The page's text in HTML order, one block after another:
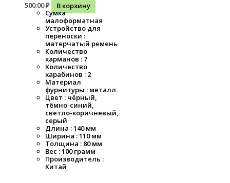
500.00₽
В корзину
Сумка
малоформатная
Устройство для
переноски :
матерчатый ремень
Количество
карманов : 7
Количество
карабинов : 2
Материал
фурнитуры : металл
Цвет : чёрный,
тёмно-синий,
светло-коричневый,
серый
Длина : 140 мм
Ширина : 110 мм
Толщина : 80 мм
Вес : 100 грамм
Производитель :
Китай